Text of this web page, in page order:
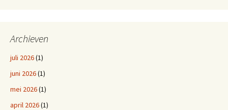
Archieven
juli 2026(1)
juni 2026(1)
mei 2026(1)
april 2026(1)